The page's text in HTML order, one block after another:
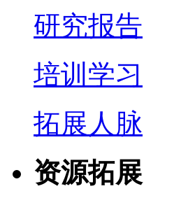
研究报告
培训学习
拓展人脉
资源拓展